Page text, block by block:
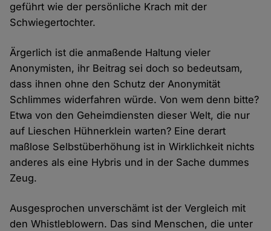
geführt wie der persönliche Krach mit der
Schwiegertochter.
Ärgerlich ist die anmaßende Haltung vieler
Anonymisten, ihr Beitrag sei doch so bedeutsam,
dass ihnen ohne den Schutz der Anonymität
Schlimmes widerfahren würde. Von wem denn bitte?
Etwa von den Geheimdiensten dieser Welt, die nur
auf Lieschen Hühnerklein warten? Eine derart
maßlose Selbstüberhöhung ist in Wirklichkeit nichts
anderes als eine Hybris und in der Sache dummes
Zeug.
Ausgesprochen unverschämt ist der Vergleich mit
den Whistleblowern. Das sind Menschen, die unter